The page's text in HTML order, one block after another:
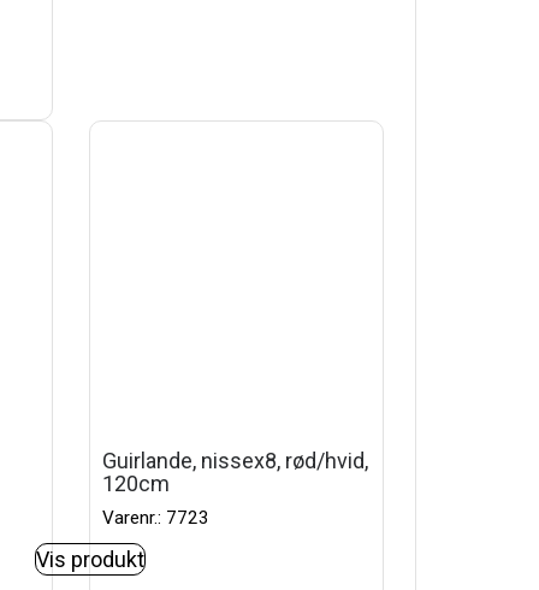
Guirlande, nissex8, rød/hvid,
120cm
Varenr.: 7723
Vis produkt